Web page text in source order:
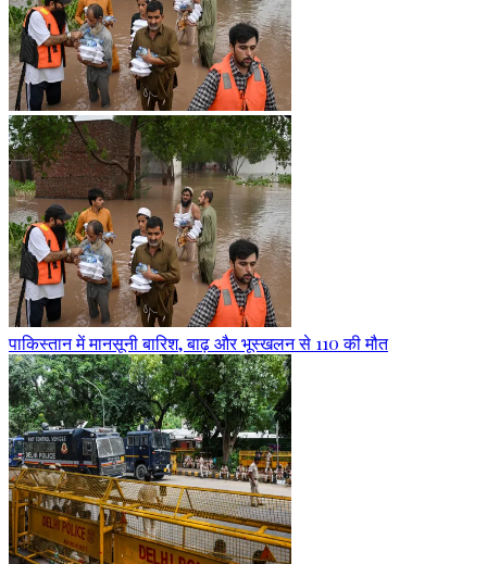
पाकिस्तान में मानसूनी बारिश, बाढ़ और भूस्खलन से 110 की मौत